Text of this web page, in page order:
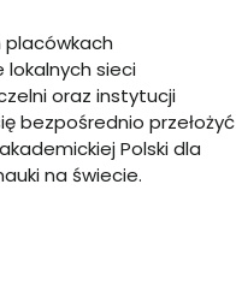
placówkach
lokalnych sieci
oraz instytucji
bezpośrednio przełożyć
Polski dla
na świecie.